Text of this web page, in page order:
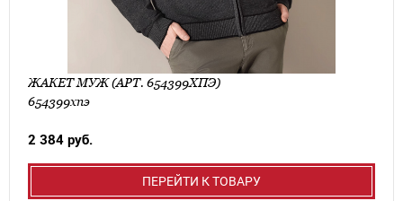
ЖАКЕТ МУЖ (АРТ. 654399ХПЭ)
654399хпэ
2 384 руб.
ПЕРЕЙТИ К ТОВАРУ